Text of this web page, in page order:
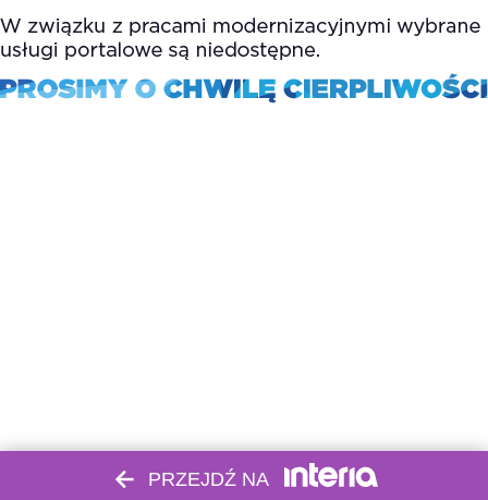
PRZEJDŹ NA